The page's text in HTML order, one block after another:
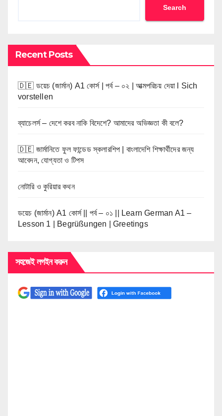
Search
Recent Posts
🇩🇪 ডয়েচ (জার্মান) A1 কোর্স | পর্ব – ০২ | আত্মপরিচয় দেয়া l Sich
vorstellen
ব্যাচেলর্স – দেশে করব নাকি বিদেশে? আমাদের অভিজ্ঞতা কী বলে?
🇩🇪 জার্মানিতে ফুল ফান্ডেড স্কলারশিপ | বাংলাদেশি শিক্ষার্থীদের জন্য
আবেদন, যোগ্যতা ও টিপস
নোটারি ও কুরিয়ার কথন
ডয়েচ (জার্মান) A1 কোর্স || পর্ব – ০১ || Learn German A1 –
Lesson 1 | Begrüßungen | Greetings
সহজেই লগইন করুন